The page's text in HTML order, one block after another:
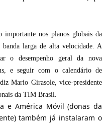
importante nos planos globais da
larga de alta velocidade. A
o desempenho geral da nova
e seguir com o calendário de
Mario Girasole, vice-presidente
da TIM Brasil.
e América Móvil (donas da
também já instalaram o